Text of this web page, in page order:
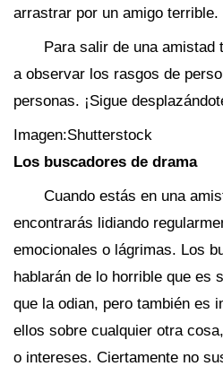
arrastrar por un amigo terrible.
Para salir de una amistad
a observar los rasgos de
personas. ¡Sigue
Imagen:Shutterstock
Los buscadores de drama
Cuando estás en una
encontrarás lidiando
emocionales o lágrimas. Los
hablarán de lo horrible que es
que la odian, pero también es
ellos sobre cualquier otra
o intereses. Ciertamente no